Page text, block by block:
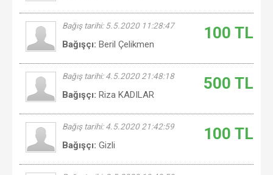
100 TL
Bağış tarihi: 5.5.2020 11:28:47
Bağışçı: Beril Çelikmen
500 TL
Bağış tarihi: 4.5.2020 21:48:18
Bağışçı: Riza KADILAR
100 TL
Bağış tarihi: 4.5.2020 21:42:59
Bağışçı: Gizli